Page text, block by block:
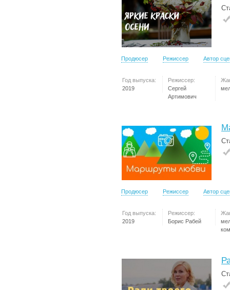
Продюсер Режиссер Автор
Год выпуска:
2019
Режиссер:
Сергей
Артимович
Продюсер Режиссер Автор
Год выпуска:
2019
Режиссер:
Борис Рабей